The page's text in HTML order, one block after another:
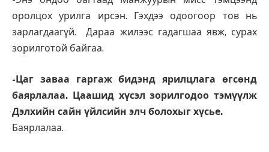
оролцох урилга ирсэн. Гэхдээ одоогоор тов нь
зарлагдаагүй. Дараа жилээс гадагшаа явж, сурах
зорилготой байгаа.
-Цаг заваа гаргаж бидэнд ярилцлага өгсөнд
баярлалаа. Цаашид хүсэл зорилгодоо тэмүүлж
Дэлхийн сайн үйлсийн элч болохыг хүсье.
Баярлалаа.